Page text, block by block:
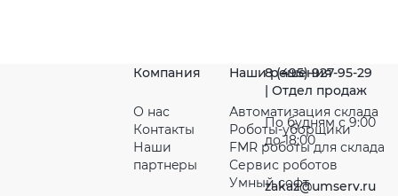
Компания
О нас
Контакты
Наши
партнeры
Наши решения
Автоматизация склада
Роботы-уборщики
FMR роботы для склада
Сервис роботов
Умный софт
8 (495) 927-95-29
| Отдел продаж
По будням с 9:00
до 18:00
zakaz@umserv.ru